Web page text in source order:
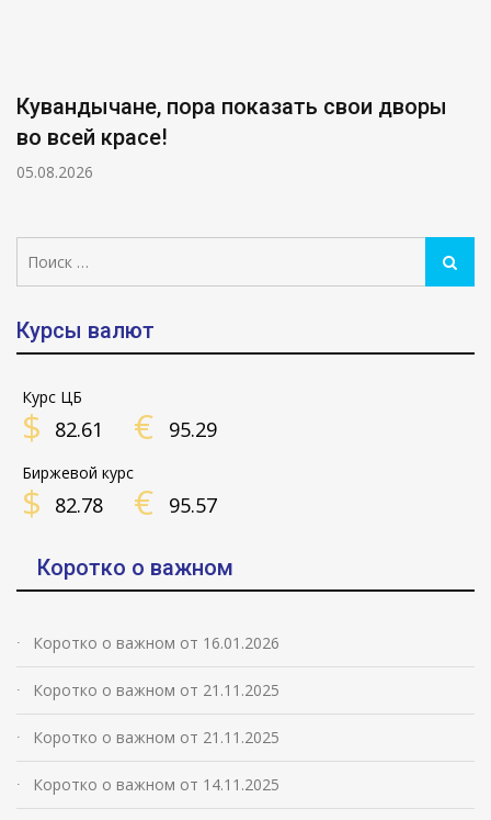
Кувандычане, пора показать свои дворы
во всей красе!
05.08.2026
Поиск
Курсы валют
Курс ЦБ
$ 82.61 € 95.29
Биржевой курс
$ 82.78 € 95.57
Коротко о важном
Коротко о важном от 16.01.2026
Коротко о важном от 21.11.2025
Коротко о важном от 21.11.2025
Коротко о важном от 14.11.2025